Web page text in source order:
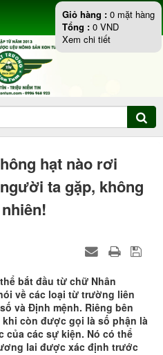
hạt nào rơi
ta gặp, không
bắt đầu từ chữ Nhân
về các loại từ trường liên
và Định mệnh. Riêng bên
còn được gọi là số phận là
các sự kiện. Nó có thể
lai được xác định trước
Giỏ hàng : 0 mặt hàng
Tổng : 0 VND
Xem chi tiết